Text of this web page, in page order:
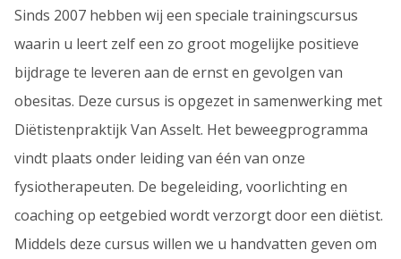
Sinds 2007 hebben wij een speciale trainingscursus
waarin u leert zelf een zo groot mogelijke positieve
bijdrage te leveren aan de ernst en gevolgen van
obesitas. Deze cursus is opgezet in samenwerking met
Diëtistenpraktijk Van Asselt. Het beweegprogramma
vindt plaats onder leiding van één van onze
fysiotherapeuten. De begeleiding, voorlichting en
coaching op eetgebied wordt verzorgt door een diëtist.
Middels deze cursus willen we u handvatten geven om